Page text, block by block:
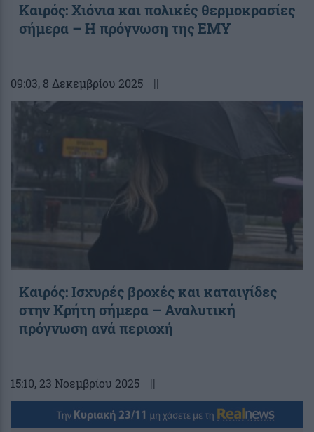
Καιρός: Χιόνια και πολικές θερμοκρασίες
σήμερα – Η πρόγνωση της ΕΜΥ
09:03, 8 Δεκεμβρίου 2025 ||
Καιρός: Ισχυρές βροχές και καταιγίδες
στην Κρήτη σήμερα – Αναλυτική
πρόγνωση ανά περιοχή
15:10, 23 Νοεμβρίου 2025 ||